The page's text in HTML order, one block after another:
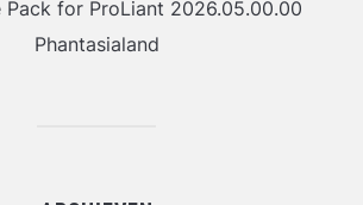
Pack for ProLiant 2026.05.00.00
Phantasialand